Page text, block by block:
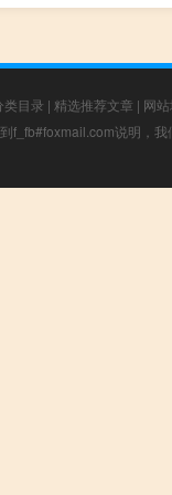
类目录 | 精选推荐文章 | 网
f_fb#foxmail.com说明，